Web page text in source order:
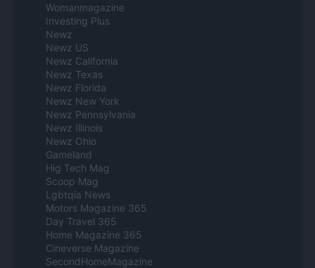
Womanmagazine
Investing Plus
Newz
Newz US
Newz California
Newz Texas
Newz Florida
Newz New York
Newz Pennsylvania
Newz Illinois
Newz Ohio
Gameland
Hig Tech Mag
Scoop Mag
Lgbtqia News
Motors Magazine 365
Day Travel 365
Home Magazine 365
Cineverse Magazine
SecondHomeMagazine